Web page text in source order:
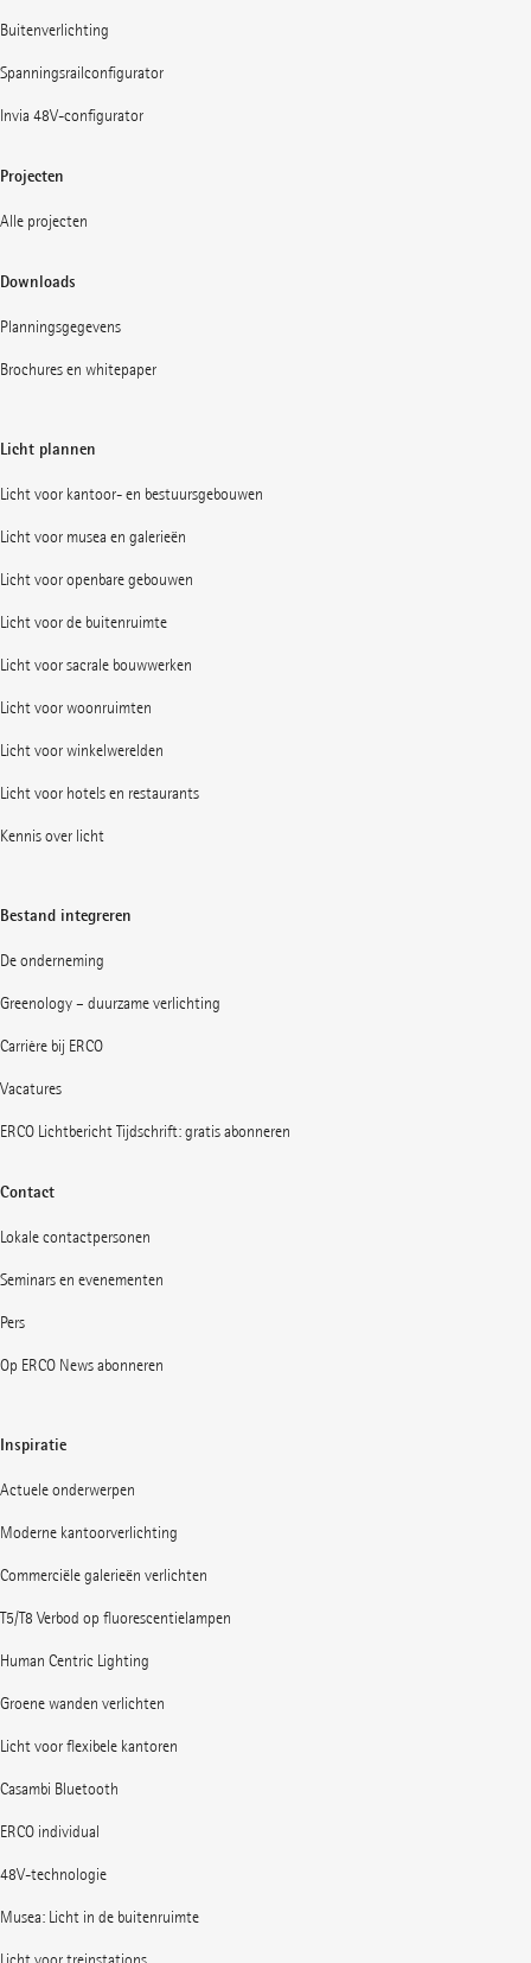
Buitenverlichting
Spanningsrailconfigurator
Invia 48V-configurator
Projecten
Alle projecten
Downloads
Planningsgegevens
Brochures en whitepaper
Licht plannen
Licht voor kantoor- en bestuursgebouwen
Licht voor musea en galerieën
Licht voor openbare gebouwen
Licht voor de buitenruimte
Licht voor sacrale bouwwerken
Licht voor woonruimten
Licht voor winkelwerelden
Licht voor hotels en restaurants
Kennis over licht
Bestand integreren
De onderneming
Greenology – duurzame verlichting
Carrière bij ERCO
Vacatures
ERCO Lichtbericht Tijdschrift: gratis abonneren
Contact
Lokale contactpersonen
Seminars en evenementen
Pers
Op ERCO News abonneren
Inspiratie
Actuele onderwerpen
Moderne kantoorverlichting
Commerciële galerieën verlichten
T5/T8 Verbod op fluorescentielampen
Human Centric Lighting
Groene wanden verlichten
Licht voor flexibele kantoren
Casambi Bluetooth
ERCO individual
48V-technologie
Musea: Licht in de buitenruimte